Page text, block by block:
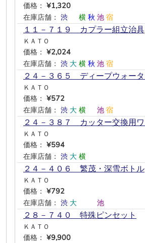
価格： ¥1,320
在庫店舗： 渋 横 秋 池 宿
１１－７１９ カプラー組立治具
ＫＡＴＯ
価格： ¥2,024
在庫店舗： 渋 大 横 秋 池 宿
２４－３６５ ディープウォー
ＫＡＴＯ
価格： ¥572
在庫店舗： 渋 大 横 池 宿
２４－３８７ カッター交換用
ＫＡＴＯ
価格： ¥594
在庫店舗： 渋 大 横
２４－４０６ 繁茂・深雪ボトル
ＫＡＴＯ
価格： ¥792
在庫店舗： 渋 大 池
２８－７４０ 特殊ピンセット
ＫＡＴＯ
価格： ¥9,900